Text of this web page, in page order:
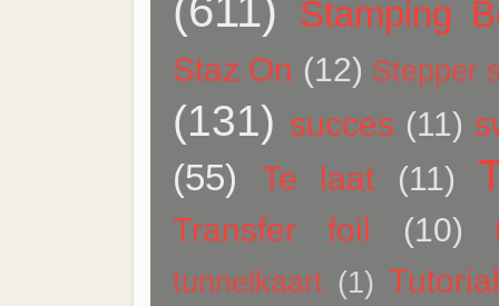
Stamping
Staz On (12) Stepper
(131) succes (11)
(55) Te laat (11)
Transfer foil (10)
tunnelkaart (1) Tutorial